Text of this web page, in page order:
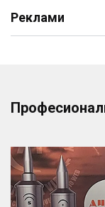
Реклами